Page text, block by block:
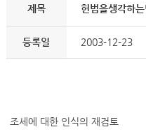
제목 헌법을생각하
등록일 2003-12-23
조세에 대한 인식의 재검토